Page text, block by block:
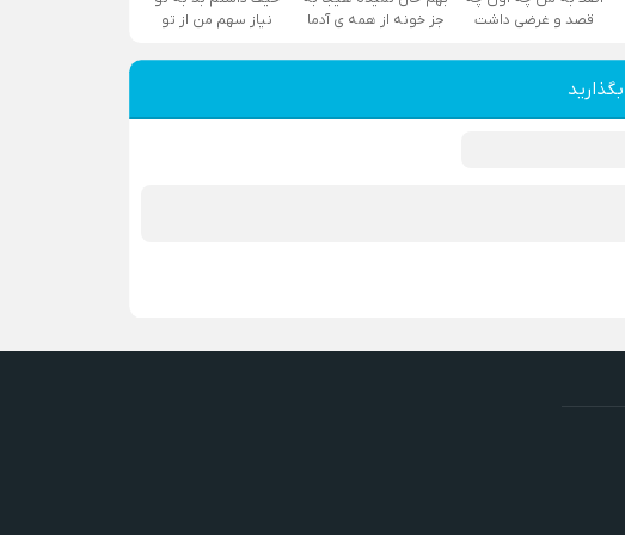
قصد و غرضی داشت
جز خونه از همه ی آدما
نیاز سهم من از تو